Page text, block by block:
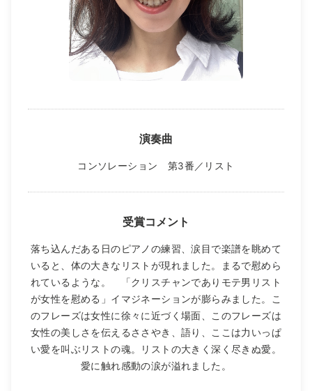
演奏曲
コンソレーション 第3番／リスト
受賞コメント
落ち込んだある日のピアノの練習、涙目で楽譜を眺めて
いると、体の大きなリストが現れました。まるで慰めら
れているような。 「クリスチャンでありモテ男リスト
が女性を慰める」イマジネーションが膨らみました。こ
のフレーズは女性に徐々に近づく場面、このフレーズは
女性の美しさを伝えるささやき、語り、ここは力いっぱ
い愛を叫ぶリストの魂。リストの大きく深く尽きぬ愛。
愛に触れ感動の涙が溢れました。